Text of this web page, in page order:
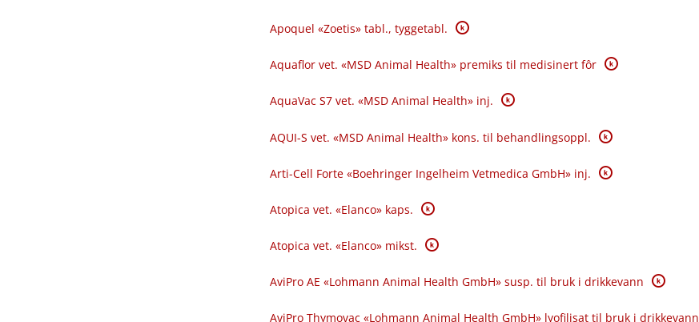
Apoquel «Zoetis» tabl., tyggetabl. K
Aquaflor vet. «MSD Animal Health» premiks til medisinert fôr K
AquaVac S7 vet. «MSD Animal Health» inj. K
AQUI-S vet. «MSD Animal Health» kons. til behandlingsoppl. K
Arti-Cell Forte «Boehringer Ingelheim Vetmedica GmbH» inj. K
Atopica vet. «Elanco» kaps. K
Atopica vet. «Elanco» mikst. K
AviPro AE «Lohmann Animal Health GmbH» susp. til bruk i drikkevann K
AviPro Thymovac «Lohmann Animal Health GmbH» lyofilisat til bruk i drikkevann